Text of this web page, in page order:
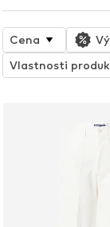
Cena
Vlastnosti